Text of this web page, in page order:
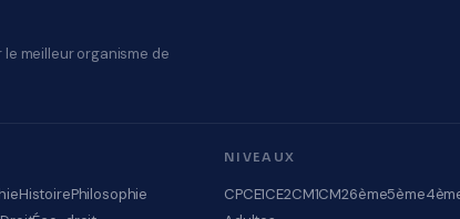
meilleur organisme de
HistoirePhilosophie
NIVEAUX
CPCE1CE2CM1CM26ème5ème